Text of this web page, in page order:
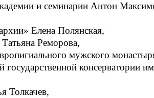
и семинарии Антон
Елена Полянская,
Реморова,
мужского
государственной консерватории
Толкачев,